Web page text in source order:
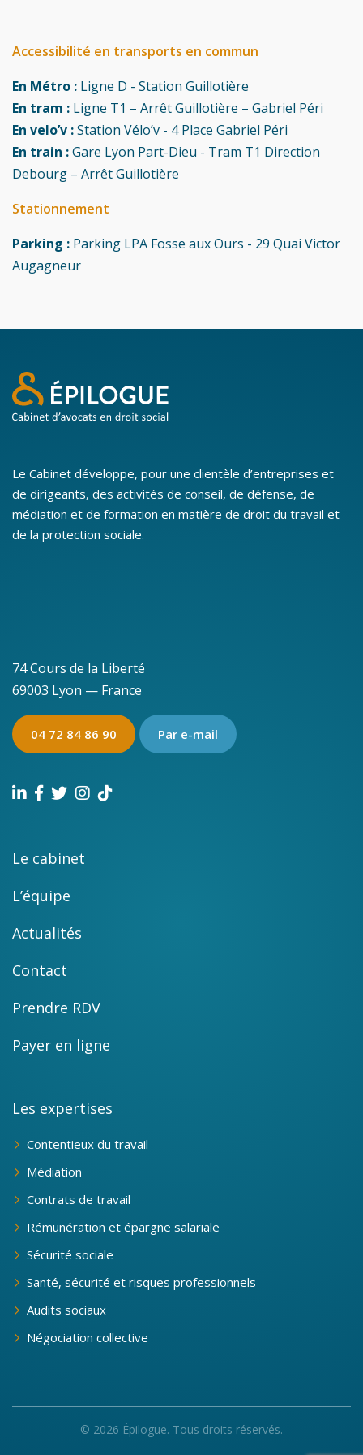
Accessibilité en transports en commun
En Métro : Ligne D - Station Guillotière
En tram : Ligne T1 – Arrêt Guillotière – Gabriel Péri
En velo’v :Station Vélo’v - 4 Place Gabriel Péri
En train :Gare Lyon Part-Dieu - Tram T1 Direction
Debourg – Arrêt Guillotière
Stationnement
Parking : Parking LPA Fosse aux Ours - 29 Quai Victor
Augagneur
Le Cabinet développe, pour une clientèle d’entreprises et
de dirigeants, des activités de conseil, de défense, de
médiation et de formation en matière de droit du travail et
de la protection sociale.
74 Cours de la Liberté
69003 Lyon — France
04 72 84 86 90 Par e-mail
Le cabinet
L’équipe
Actualités
Contact
Prendre RDV
Payer en ligne
Les expertises
Contentieux du travail
Médiation
Contrats de travail
Rémunération et épargne salariale
Sécurité sociale
Santé, sécurité et risques professionnels
Audits sociaux
Négociation collective
© 2026 Épilogue. Tous droits réservés.